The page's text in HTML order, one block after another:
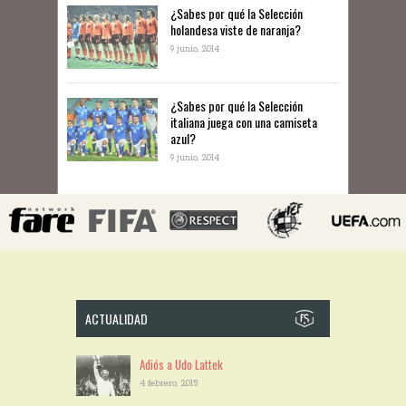
​¿Sabes por qué la Selección
holandesa viste de naranja?
9 junio, 2014
¿Sabes por qué la Selección
italiana juega con una camiseta
azul?
9 junio, 2014
ACTUALIDAD
Adiós a Udo Lattek
4 febrero, 2015